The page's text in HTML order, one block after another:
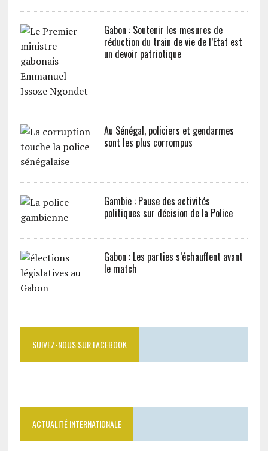
Gabon : Soutenir les mesures de
réduction du train de vie de l’Etat est
un devoir patriotique
Au Sénégal, policiers et gendarmes
sont les plus corrompus
Gambie : Pause des activités
politiques sur décision de la Police
Gabon : Les parties s’échauffent avant
le match
SUIVEZ-NOUS SUR FACEBOOK
ACTUALITÉ INTERNATIONALE